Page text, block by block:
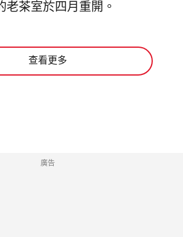
老茶室於四月重開。
查看更多
廣告